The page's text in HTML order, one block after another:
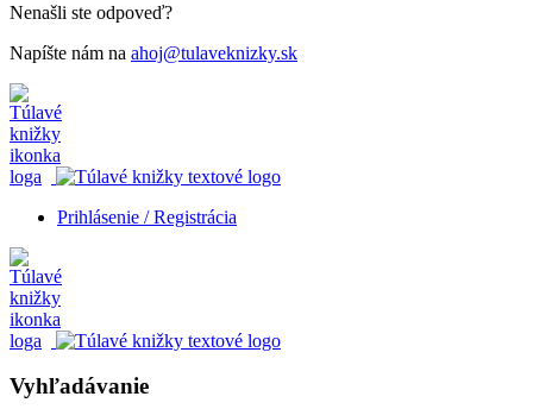
Nenašli ste odpoveď?
Napíšte nám na ahoj@tulaveknizky.sk
Prihlásenie / Registrácia
Vyhľadávanie